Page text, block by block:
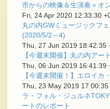
市からの映像＆生演奏＋オ
Fri, 24 Apr 2020 12:33:30
丸の内GWミュージックフ
(2020/5/2～4)
Thu, 27 Jun 2019 18:42:35
【今週末開催】丸の内アー
Thu, 06 Jun 2019 16:41:39
【今週末開催！】エロイカ
Thu, 23 May 2019 17:00:35
ラ・フォル・ジュルネ
ートのレポート